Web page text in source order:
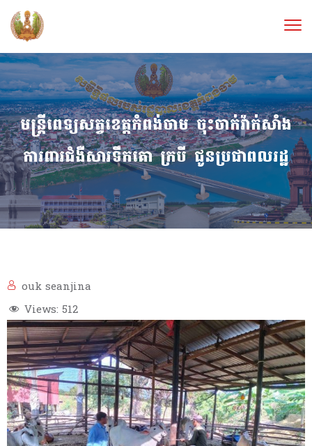
មន្ត្រីពេទ្យសត្វខេត្តកំពង់ចាម ចុះចាក់វ៉ាក់សាំង
ការពារជំងឺសារទឹកគោ ក្របី ជូនប្រជាពលរដ្ឋ
ouk seanjina
Views: 512